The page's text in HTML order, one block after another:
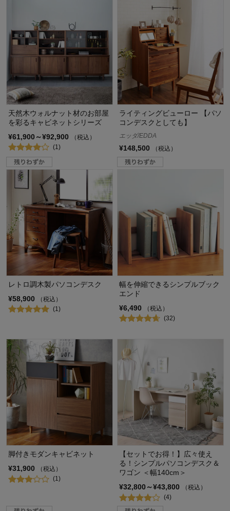
天然木ウォルナット材のお部屋
を彩るキャビネットシリーズ
¥61,900～¥92,900
（税込）
(1)
ライティングビューロー 【パソ
コンデスクとしても】
エッダ/EDDA
¥148,500 （税込）
レトロ調木製パソコンデスク
¥58,900
（税込）
(1)
幅を伸縮できるシンプルブック
エンド
¥6,490
（税込）
(32)
脚付きモダンキャビネット
¥31,900
（税込）
(1)
【セットでお得！】広々使え
る！シンプルパソコンデスク＆
ワゴン ＜幅140cm＞
¥32,800～¥43,800
（税込）
(4)